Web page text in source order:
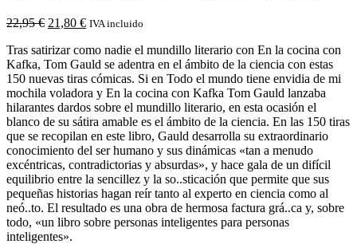
22,95€ 21,80 € IVA incluido
Tras satirizar como nadie el mundillo literario con En la cocina con
Kafka, Tom Gauld se adentra en el ámbito de la ciencia con estas
150 nuevas tiras cómicas. Si en Todo el mundo tiene envidia de mi
mochila voladora y En la cocina con Kafka Tom Gauld lanzaba
hilarantes dardos sobre el mundillo literario, en esta ocasión el
blanco de su sátira amable es el ámbito de la ciencia. En las 150 tiras
que se recopilan en este libro, Gauld desarrolla su extraordinario
conocimiento del ser humano y sus dinámicas «tan a menudo
excéntricas, contradictorias y absurdas», y hace gala de un difícil
equilibrio entre la sencillez y la so..sticación que permite que sus
pequeñas historias hagan reír tanto al experto en ciencia como al
neó..to. El resultado es una obra de hermosa factura grá..ca y, sobre
todo, «un libro sobre personas inteligentes para personas
inteligentes».